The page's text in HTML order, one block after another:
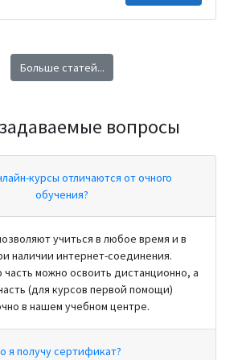
три типа: A, B и C. Наибольшую
эпидемий. Вирус
A характеризуется широким спектром
и птицы – как дикие, так и
поэтому вирус гриппа типа A...
Больше статей...
вопросы
курсы отличаются от очного
обучения?
учиться в любое время и в
наличии интернет-соединения.
можно освоить дистанционно, а
(для курсов первой помощи)
в нашем учебном центре.
я получу сертификат?